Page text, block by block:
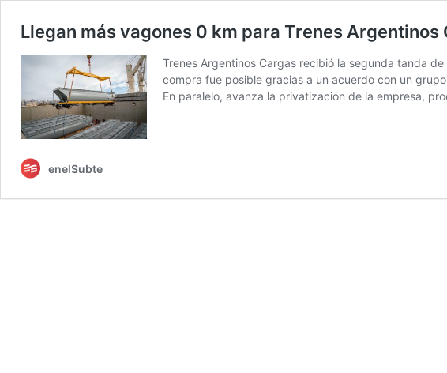
Llegan más vagones 0 km para Trenes
Trenes Argentinos Cargas recibió la segunda tanda
compra fue posible gracias a un acuerdo con un
En paralelo, avanza la privatización de la empresa,
enelSubte